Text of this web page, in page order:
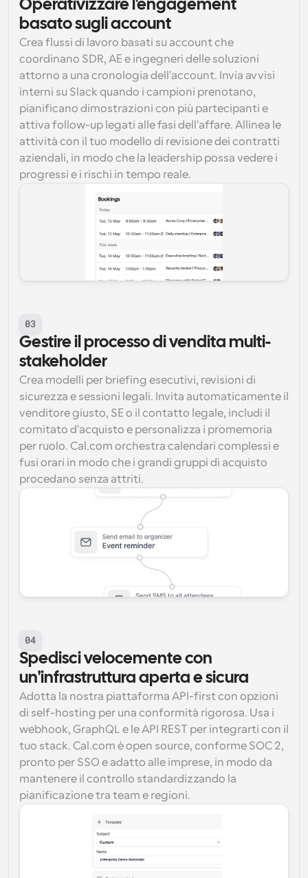
Operativizzare l'engagement
basato sugli account
Crea flussi di lavoro basati su account che
coordinano SDR, AE e ingegneri delle soluzioni
attorno a una cronologia dell'account. Invia avvisi
interni su Slack quando i campioni prenotano,
pianificano dimostrazioni con più partecipanti e
attiva follow-up legati alle fasi dell'affare. Allinea le
attività con il tuo modello di revisione dei contratti
aziendali, in modo che la leadership possa vedere i
progressi e i rischi in tempo reale.
03
Gestire il processo di vendita multi-
stakeholder
Crea modelli per briefing esecutivi, revisioni di
sicurezza e sessioni legali. Invita automaticamente il
venditore giusto, SE o il contatto legale, includi il
comitato d'acquisto e personalizza i promemoria
per ruolo. Cal.com orchestra calendari complessi e
fusi orari in modo che i grandi gruppi di acquisto
procedano senza attriti.
04
Spedisci velocemente con
un'infrastruttura aperta e sicura
Adotta la nostra piattaforma API-first con opzioni
di self-hosting per una conformità rigorosa. Usa i
webhook, GraphQL e le API REST per integrarti con il
tuo stack. Cal.com è open source, conforme SOC 2,
pronto per SSO e adatto alle imprese, in modo da
mantenere il controllo standardizzando la
pianificazione tra team e regioni.